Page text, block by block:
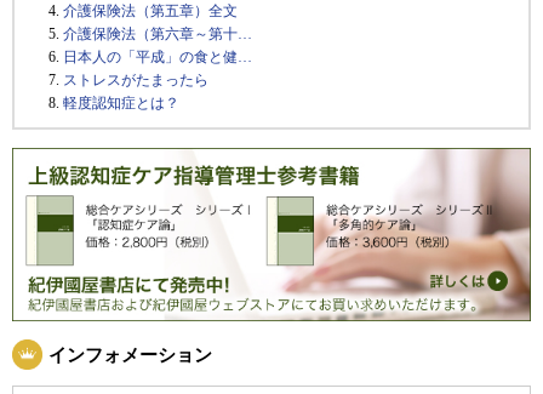
介護保険法（第五章）全文
介護保険法（第六章～第十…
日本人の「平成」の食と健…
ストレスがたまったら
軽度認知症とは？
インフォメーション